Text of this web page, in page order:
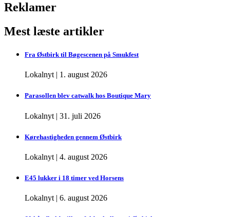
Reklamer
Mest læste artikler
Fra Østbirk til Bøgescenen på Smukfest
Lokalnyt | 1. august 2026
Parasollen blev catwalk hos Boutique Mary
Lokalnyt | 31. juli 2026
Kørehastigheden gennem Østbirk
Lokalnyt | 4. august 2026
E45 lukker i 18 timer ved Horsens
Lokalnyt | 6. august 2026